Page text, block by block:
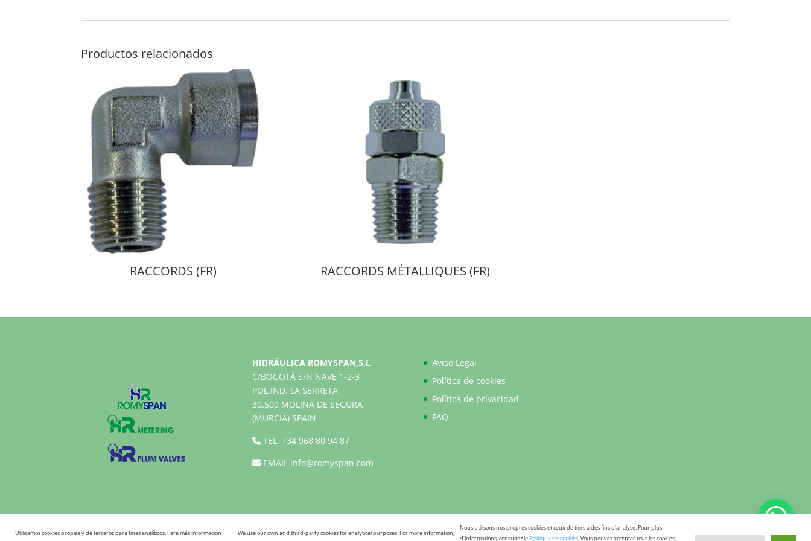
Productos relacionados
RACCORDS (FR) RACCORDS MÉTALLIQUES (FR)
HIDRÁULICA ROMYSPAN,S.L
C/BOGOTÁ S/N NAVE 1-2-3
POL.IND. LA SERRETA
30.500 MOLINA DE SEGURA
(MURCIA) SPAIN
TEL. +34 968 80 94 87
EMAIL info@romyspan.com
Aviso Legal
Política de cookies
Política de privacidad
FAQ
Utilizamos cookies propias y de terceros para fines analíticos. Para más información
We use our own and third-party cookies for analytical purposes. For more information,
Nous utilisons nos propres cookies et ceux de tiers à des fins d'analyse. Pour plus
d'informations, consultez lePolitique de cookies. Vous pouvez accepter tous les cookies